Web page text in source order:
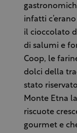
infatti
il cioccolato
di salumi e
Coop, le
dolci della
stato
Monte Etna
riscuote
gourmet e